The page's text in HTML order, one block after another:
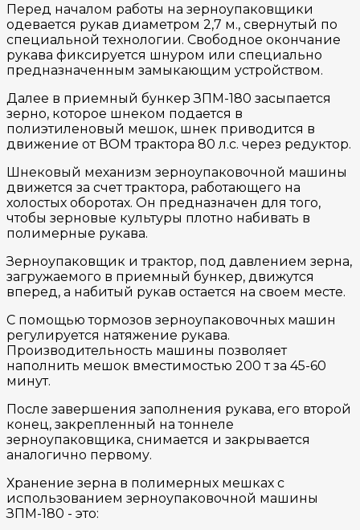
Перед началом работы на зерноупаковщики
одевается рукав диаметром 2,7 м., свернутый по
специальной технологии. Свободное окончание
рукава фиксируется шнуром или специально
предназначенным замыкающим устройством.
Далее в приемный бункер ЗПМ-180 засыпается
зерно, которое шнеком подается в
полиэтиленовый мешок, шнек приводится в
движение от ВОМ трактора 80 л.с. через редуктор.
Шнековый механизм зерноупаковочной машины
движется за счет трактора, работающего на
холостых оборотах. Он предназначен для того,
чтобы зерновые культуры плотно набивать в
полимерные рукава.
Зерноупаковщик и трактор, под давлением зерна,
загружаемого в приемный бункер, движутся
вперед, а набитый рукав остается на своем месте.
С помощью тормозов зерноупаковочных машин
регулируется натяжение рукава.
Производительность машины позволяет
наполнить мешок вместимостью 200 т за 45-60
минут.
После завершения заполнения рукава, его второй
конец, закрепленный на тоннеле
зерноупаковщика, снимается и закрывается
аналогично первому.
Хранение зерна в полимерных мешках с
использованием зерноупаковочной машины
ЗПМ-180 - это: